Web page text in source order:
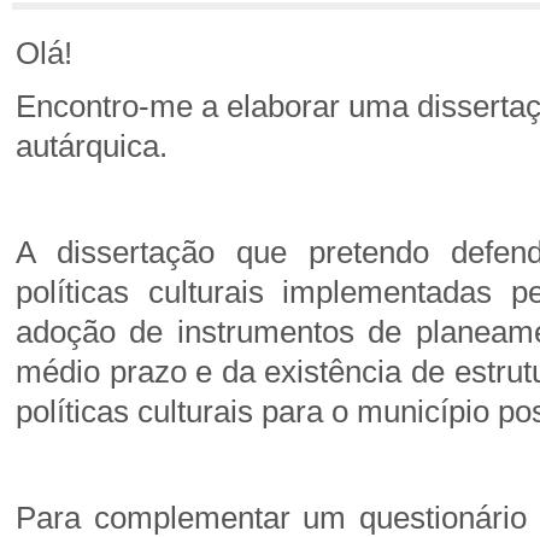
Olá!
Encontro-me a elaborar uma
autárquica.
A dissertação que pretendo
políticas culturais implementadas
adoção de instrumentos de
médio prazo e da existência de
políticas culturais para o município
Para complementar um